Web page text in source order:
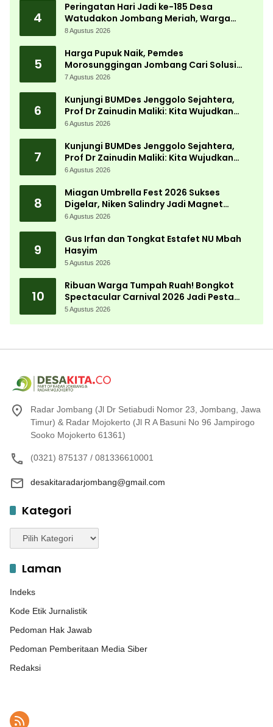
4
Peringatan Hari Jadi ke-185 Desa
Watudakon Jombang Meriah, Warga
Tumpek Blek Padati Karnaval Budaya
8 Agustus 2026
5
Harga Pupuk Naik, Pemdes
Morosunggingan Jombang Cari Solusi
Lewat Kajian Akademik
7 Agustus 2026
6
Kunjungi BUMDes Jenggolo Sejahtera,
Prof Dr Zainudin Maliki: Kita Wujudkan
Kemandirian Ekonomi dengan Potensi
6 Agustus 2026
7
Kunjungi BUMDes Jenggolo Sejahtera,
Prof Dr Zainudin Maliki: Kita Wujudkan
Kemandirian Ekonomi dengan Potensi
6 Agustus 2026
8
Miagan Umbrella Fest 2026 Sukses
Digelar, Niken Salindry Jadi Magnet
Ribuan Pengunjung
6 Agustus 2026
9
Gus Irfan dan Tongkat Estafet NU Mbah
Hasyim
5 Agustus 2026
10
Ribuan Warga Tumpah Ruah! Bongkot
Spectacular Carnival 2026 Jadi Pesta
Kemerdekaan Terbesar di Peterongan
5 Agustus 2026
Radar Jombang (Jl Dr Setiabudi Nomor 23, Jombang, Jawa
Timur) & Radar Mojokerto (Jl R A Basuni No 96 Jampirogo
Sooko Mojokerto 61361)
(0321) 875137 / 081336610001
desakitaradarjombang@gmail.com
Kategori
Kategori
Laman
Indeks
Kode Etik Jurnalistik
Pedoman Hak Jawab
Pedoman Pemberitaan Media Siber
Redaksi